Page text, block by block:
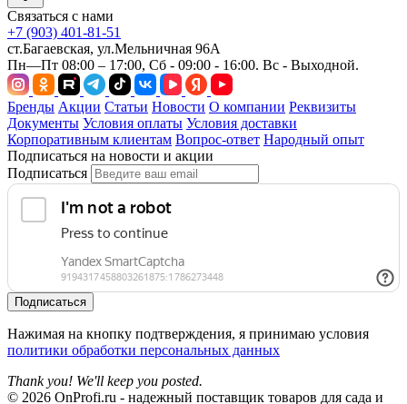
Связаться с нами
+7 (903) 401-81-51
ст.Багаевская, ул.Мельничная 96А
Пн—Пт 08:00 – 17:00, Сб - 09:00 - 16:00. Вс - Выходной.
Бренды Акции Статьи Новости О компании Реквизиты
Документы Условия оплаты Условия доставки
Корпоративным клиентам Вопрос-ответ Народный опыт
Подписаться на новости и акции
Подписаться
Подписаться
Нажимая на кнопку подтверждения, я принимаю условия
политики обработки персональных данных
Thank you! We'll keep you posted.
© 2026 OnProfi.ru - надежный поставщик товаров для сада и